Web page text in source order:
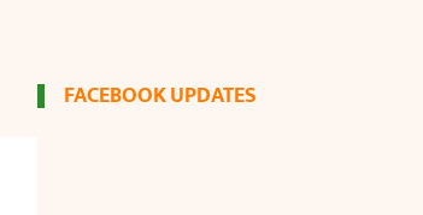
FACEBOOK UPDATES